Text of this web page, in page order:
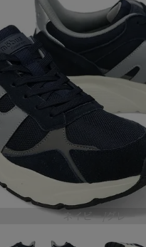
ネイビー/グレー